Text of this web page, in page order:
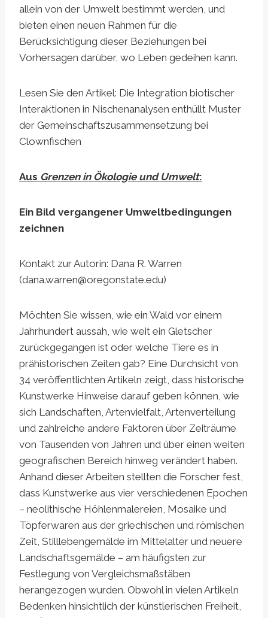
allein von der Umwelt bestimmt werden, und
bieten einen neuen Rahmen für die
Berücksichtigung dieser Beziehungen bei
Vorhersagen darüber, wo Leben gedeihen kann.
Lesen Sie den Artikel: Die Integration biotischer
Interaktionen in Nischenanalysen enthüllt Muster
der Gemeinschaftszusammensetzung bei
Clownfischen
Aus Grenzen in Ökologie und Umwelt:
Ein Bild vergangener Umweltbedingungen
zeichnen
Kontakt zur Autorin: Dana R. Warren
(dana.warren@oregonstate.edu)
Möchten Sie wissen, wie ein Wald vor einem
Jahrhundert aussah, wie weit ein Gletscher
zurückgegangen ist oder welche Tiere es in
prähistorischen Zeiten gab? Eine Durchsicht von
34 veröffentlichten Artikeln zeigt, dass historische
Kunstwerke Hinweise darauf geben können, wie
sich Landschaften, Artenvielfalt, Artenverteilung
und zahlreiche andere Faktoren über Zeiträume
von Tausenden von Jahren und über einen weiten
geografischen Bereich hinweg verändert haben.
Anhand dieser Arbeiten stellten die Forscher fest,
dass Kunstwerke aus vier verschiedenen Epochen
– neolithische Höhlenmalereien, Mosaike und
Töpferwaren aus der griechischen und römischen
Zeit, Stilllebengemälde im Mittelalter und neuere
Landschaftsgemälde – am häufigsten zur
Festlegung von Vergleichsmaßstäben
herangezogen wurden. Obwohl in vielen Artikeln
Bedenken hinsichtlich der künstlerischen Freiheit,